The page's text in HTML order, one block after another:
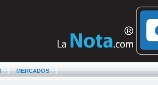
MERCADOS